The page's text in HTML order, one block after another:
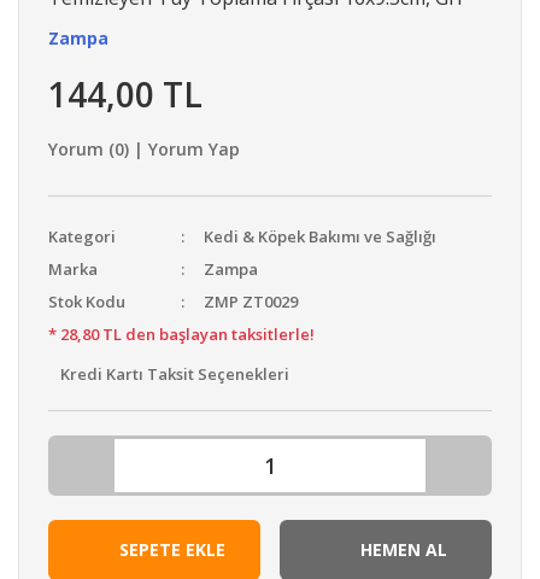
Zampa
144,00 TL
Yorum (0) | Yorum Yap
Kategori
Kedi & Köpek Bakımı ve Sağlığı
Marka
Zampa
Stok Kodu
ZMP ZT0029
* 28,80 TL den başlayan taksitlerle!
Kredi Kartı Taksit Seçenekleri
SEPETE EKLE HEMEN AL